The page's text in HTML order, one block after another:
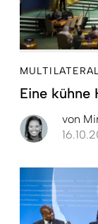
Eine kühne
von